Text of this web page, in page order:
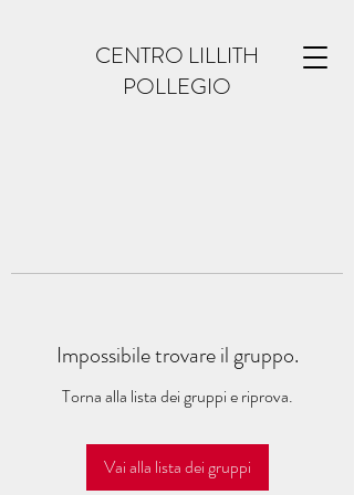
CENTRO LILLITH
POLLEGIO
Impossibile trovare il gruppo.
Torna alla lista dei gruppi e riprova.
Vai alla lista dei gruppi